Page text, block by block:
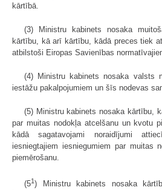
kārtībā.
(3) Ministru kabinets nosaka
kārtību, kā arī kārtību, kādā preces tiek
atbilstoši Eiropas Savienības
(4) Ministru kabinets nosaka valsts
iestāžu pakalpojumiem un šīs nodevas
(5) Ministru kabinets nosaka kārtību,
par muitas nodokļa atcelšanu un kvotu
kādā sagatavojami noraidījumi
iesniegtajiem iesniegumiem par muitas
piemērošanu.
(51) Ministru kabinets nosaka